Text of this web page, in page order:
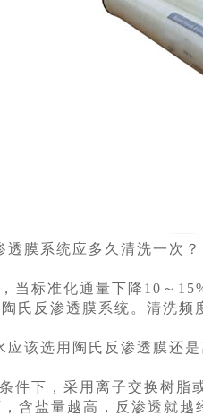
透膜系统应多久清洗一次？
当标准化通量下降10～
氏反渗透膜系统。清洗频
应该选用陶氏反渗透膜还是
件下，采用离子交换树脂
含盐量越高，反渗透就越